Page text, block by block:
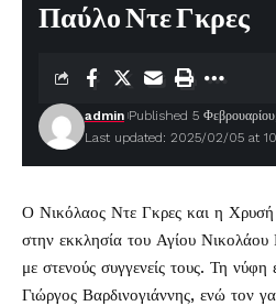
Παύλο Ντε Γκρες
Last updated: 2025/02/05 at
admin Published 5
Ο Νικόλαος Ντε Γκρες και η Χρυσή
στην εκκλησία του Αγίου
με στενούς συγγενείς τους. Τη νύφη
Γιώργος Βαρδινογιάννης, ενώ τον